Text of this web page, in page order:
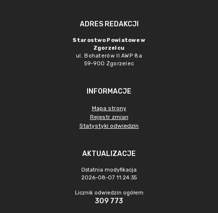
ADRES REDAKCJI
Starostwo Powiatowe w
Zgorzelcu
ul. Bohaterów II AWP 8a
59-900 Zgorzelec
INFORMACJE
Mapa strony
Rejestr zmian
Statystyki odwiedzin
AKTUALIZACJE
Ostatnia modyfikacja
2026-08-07 11:24:35
Licznik odwiedzin ogółem
309 773